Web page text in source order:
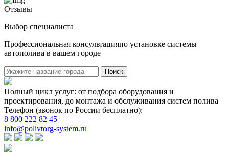
Отзывы
Выбор специалиста
Профессиональная консультацияпо установке системы
автополива в вашем городе
Поиск
Полный цикл услуг: от подбора оборудования и
проектирования, до монтажа и обслуживания систем полива
Телефон (звонок по России бесплатно):
8 800 222 82 45
info@polivtorg-system.ru